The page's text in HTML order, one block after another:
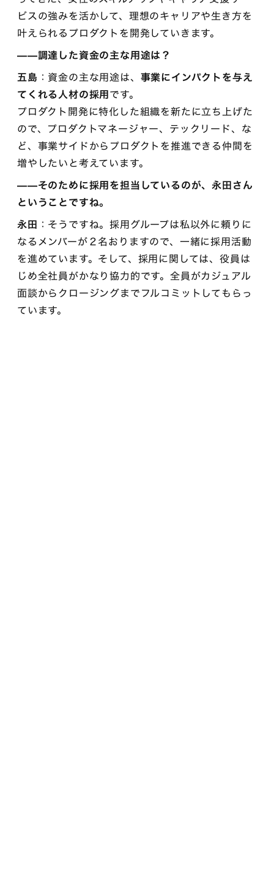
ビスの強みを活かして、理想のキャリアや生き方を
叶えられるプロダクトを開発していきます。
——調達した資金の主な用途は？
五島 ：資金の主な用途は、 事業にインパクトを与え
てくれる人材の採用です。
プロダクト開発に特化した組織を新たに立ち上げた
ので、プロダクトマネージャー、テックリード、な
ど、事業サイドからプロダクトを推進できる仲間を
増やしたいと考えています。
——そのために採用を担当しているのが、永田さん
ということですね。
永田 ：そうですね。採用グループは私以外に頼りに
なるメンバーが２名おりますので、一緒に採用活動
を進めています。そして、採用に関しては、役員は
じめ全社員がかなり協力的です。全員がカジュアル
面談からクロージングまでフルコミットしてもらっ
ています。